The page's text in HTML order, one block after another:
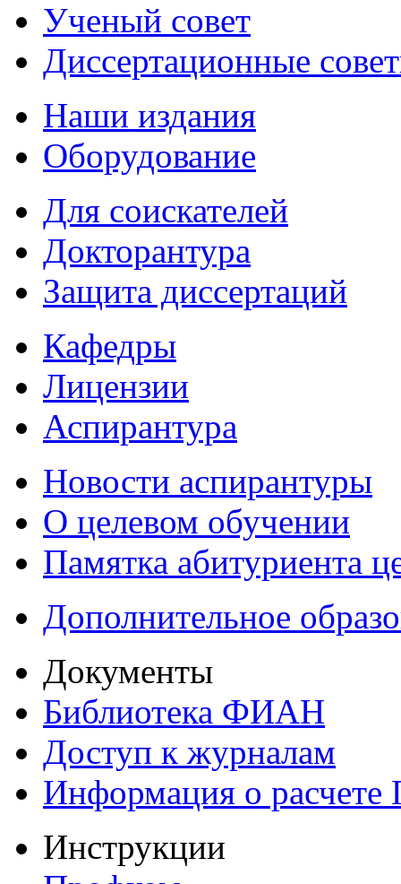
Ученый совет
Диссертационные
Наши издания
Оборудование
Для соискателей
Докторантура
Защита диссертаций
Кафедры
Лицензии
Аспирантура
Новости аспирантуры
О целевом обучении
Памятка абитуриента
Дополнительное
Документы
Библиотека ФИАН
Доступ к журналам
Информация о
Инструкции